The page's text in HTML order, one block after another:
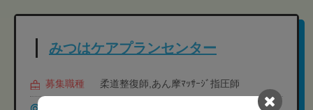
みつはケアプランセンター
募集職種 柔道整復師,あん摩ﾏｯｻｰｼﾞ指圧師